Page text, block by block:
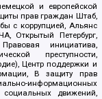
и европейской
прав граждан Штаб,
с коррупцией, Альянс
Открытый Петербург,
инициатива,
преступности,
Центр поддержки и
В защиту прав
информационных
социальных движений,